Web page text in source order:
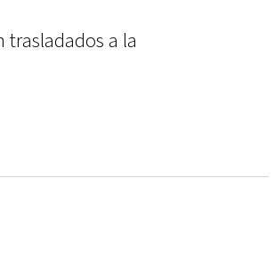
trasladados a la